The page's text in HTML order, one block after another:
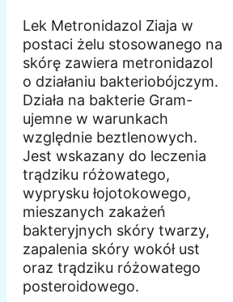
Lek Metronidazol Ziaja w
postaci żelu stosowanego na
skórę zawiera metronidazol
o działaniu bakteriobójczym.
Działa na bakterie Gram-
ujemne w warunkach
względnie beztlenowych.
Jest wskazany do leczenia
trądziku różowatego,
wyprysku łojotokowego,
mieszanych zakażeń
bakteryjnych skóry twarzy,
zapalenia skóry wokół ust
oraz trądziku różowatego
posteroidowego.